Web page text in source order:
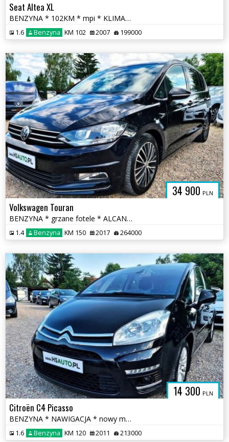
Seat Altea XL
BENZYNA * 102KM * mpi * KLIMATYZACJA * super * okazja * polecamy
1.6 Benzyna KM 102 2007 199000
34 900 PLN
Volkswagen Touran
BENZYNA * grzane fotele * ALCANTARA * nawigacja * OKAZJA
1.4 Benzyna KM 150 2017 264000
14 300 PLN
Citroën C4 Picasso
BENZYNA * NAWIGACJA * nowy model * super * okazja * polecamy
1.6 Benzyna KM 120 2011 213000